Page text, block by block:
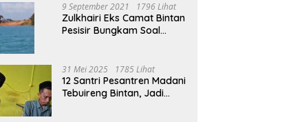
9 September 2021 1796 Lihat
Zulkhairi Eks Camat Bintan
Pesisir Bungkam Soal
Akan Lakukan Pengecekan
31 Mei 2025 1785 Lihat
12 Santri Pesantren Madani
Tebuireng Bintan, Jadi